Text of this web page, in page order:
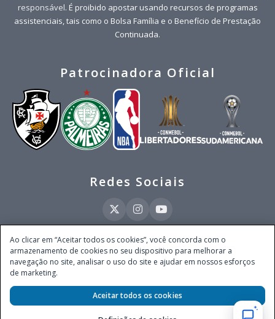
responsável. É proibido apostar usando recursos de programas
assistenciais, tais como o Bolsa Família e o Benefício de Prestação
Continuada.
Patrocinadora Oficial
Redes Sociais
Este site é operado pela Ventmear Brasil LTDA (CNPJ 52.868.380/0001-84), com
endereço na Avenida Brigadeiro Faria Lima, nº 4.055, 3º andar, Itaim Bibi, no
Município de São Paulo, Estado de São Paulo, CEP 04538-133, Brasil - empresa
Secretaria de Prêmios e Apostas do Ministério da Fazenda, conforme Portaria nº
247, de 07.02.2025, publicada no DOU em 11.2.2025.
Ao clicar em “Aceitar todos os cookies”, você concorda com o
armazenamento de cookies no seu dispositivo para melhorar a
navegação no site, analisar o uso do site e ajudar em nossos esforços
de marketing.
Aceitar todos os cookies